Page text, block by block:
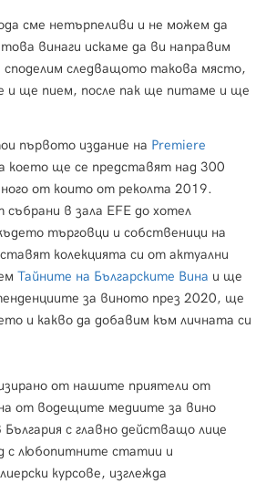
сме нетърпеливи и не можем да
винаги искаме да ви направим
следващото такова място,
и ще пием, после пак ще питаме и ще
първото издание на Premiere
което ще се представят над 300
от които от реколта 2019.
в зала EFE до хотел
търговци и собственици на
колекцията си от актуални
Тайните на Българските Вина и ще
за виното през 2020, ще
и какво да добавим към личната си
от нашите приятели от
от водещите медиите за вино
с главно действащо лице
с любопитните статии и
курсове, изглежда